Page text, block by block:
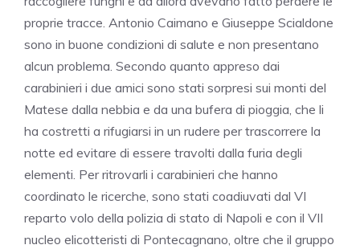
proprie tracce. Antonio Caimano e Giuseppe Scialdone
sono in buone condizioni di salute e non presentano
alcun problema. Secondo quanto appreso dai
carabinieri i due amici sono stati sorpresi sui monti del
Matese dalla nebbia e da una bufera di pioggia, che li
ha costretti a rifugiarsi in un rudere per trascorrere la
notte ed evitare di essere travolti dalla furia degli
elementi. Per ritrovarli i carabinieri che hanno
coordinato le ricerche, sono stati coadiuvati dal VI
reparto volo della polizia di stato di Napoli e con il VII
nucleo elicotteristi di Pontecagnano, oltre che il gruppo